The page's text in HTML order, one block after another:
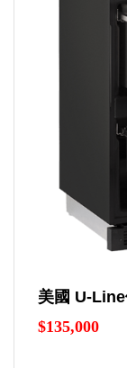
美國 U-
$135,000